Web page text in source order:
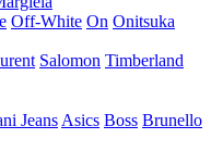
Off-White On Onitsuka
Salomon Timberland
Jeans Asics Boss Brunello